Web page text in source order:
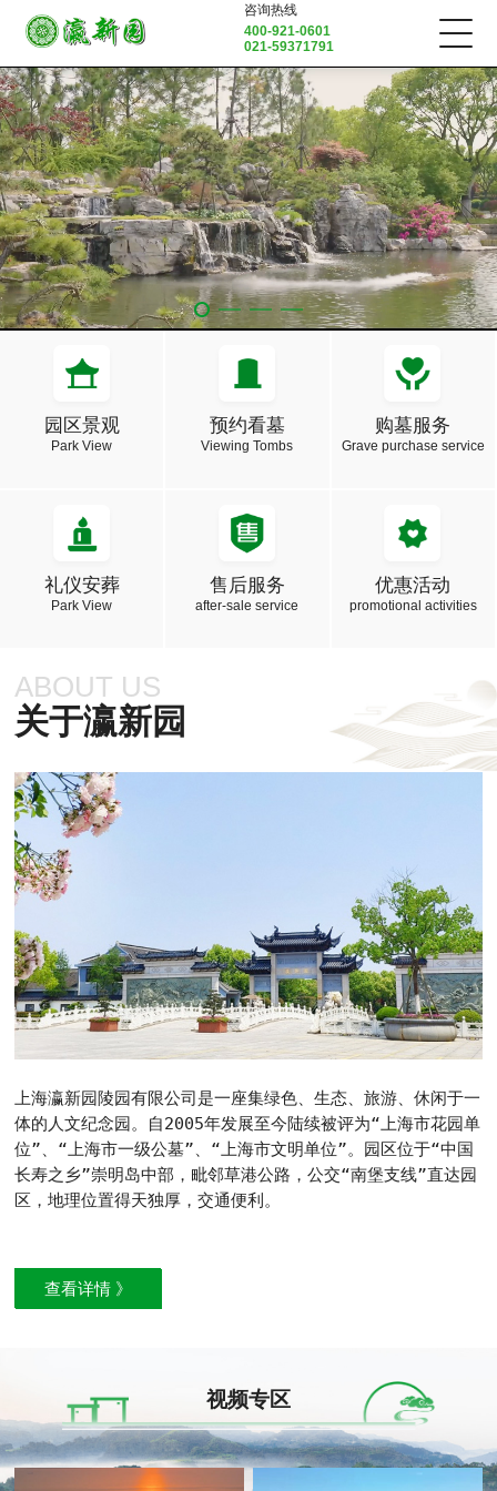
咨询热线
400-921-0601
021-59371791
园区景观
Park View
预约看墓
Viewing Tombs
购墓服务
Grave purchase service
礼仪安葬
Park View
售后服务
after-sale service
优惠活动
promotional activities
ABOUT US
关于瀛新园
上海瀛新园陵园有限公司是一座集绿色、生态、旅游、休闲于一
体的人文纪念园。自2005年发展至今陆续被评为“上海市花园单
位”、“上海市一级公墓”、“上海市文明单位”。园区位于“中国
长寿之乡”崇明岛中部，毗邻草港公路，公交“南堡支线”直达园
区，地理位置得天独厚，交通便利。
查看详情 》
视频专区